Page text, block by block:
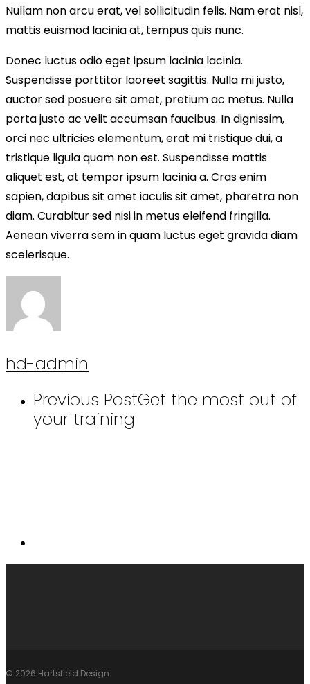
Nullam non arcu erat, vel sollicitudin felis. Nam erat nisl,
mattis euismod lacinia at, tempus quis nunc.
Donec luctus odio eget ipsum lacinia lacinia.
Suspendisse porttitor laoreet sagittis. Nulla mi justo,
auctor sed posuere sit amet, pretium ac metus. Nulla
porta justo ac velit accumsan faucibus. In dignissim,
orci nec ultricies elementum, erat mi tristique dui, a
tristique ligula quam non est. Suspendisse mattis
aliquet est, at tempor ipsum lacinia a. Cras enim
sapien, dapibus sit amet iaculis sit amet, pharetra non
diam. Curabitur sed nisi in metus eleifend fringilla.
Aenean viverra sem in quam luctus eget gravida diam
scelerisque.
hd-admin
Previous PostGet the most out of
your training
© 2026 Hartsfield Design.